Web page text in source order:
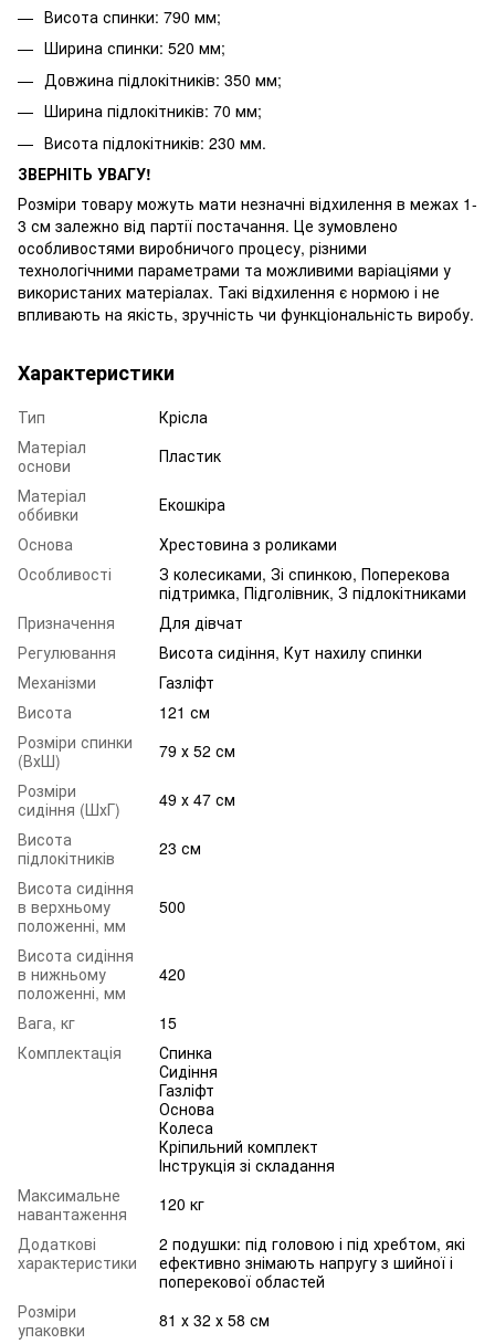
Висота спинки: 790 мм;
Ширина спинки: 520 мм;
Довжина підлокітників: 350 мм;
Ширина підлокітників: 70 мм;
Висота підлокітників: 230 мм.
ЗВЕРНІТЬ УВАГУ!
Розміри товару можуть мати незначні відхилення в межах 1-
3 см залежно від партії постачання. Це зумовлено
особливостями виробничого процесу, різними
технологічними параметрами та можливими варіаціями у
використаних матеріалах. Такі відхилення є нормою і не
впливають на якість, зручність чи функціональність виробу.
Характеристики
Тип
Крісла
Матеріал
основи
Пластик
Матеріал
оббивки
Екошкіра
Основа
Хрестовина з роликами
Особливості
З колесиками, Зі спинкою, Поперекова
підтримка, Підголівник, З підлокітниками
Призначення
Для дівчат
Регулювання
Висота сидіння, Кут нахилу спинки
Механізми
Газліфт
Висота
121 см
Розміри спинки
(ВхШ)
79 х 52 см
Розміри
сидіння (ШхГ)
49 х 47 см
Висота
підлокітників
23 см
Висота сидіння
в верхньому
положенні, мм
500
Висота сидіння
в нижньому
положенні, мм
420
Вага, кг
15
Комплектація
Спинка
Сидіння
Газліфт
Основа
Колеса
Кріпильний комплект
Інструкція зі складання
Максимальне
навантаження
120 кг
Додаткові
характеристики
2 подушки: під головою і під хребтом, які
ефективно знімають напругу з шийної і
поперекової областей
Розміри
упаковки
81 х 32 х 58 см